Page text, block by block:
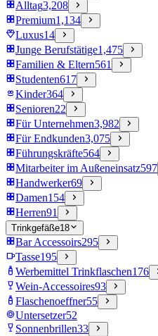
Alltag3,208
Premium1,134
Luxus14
Junge Berufstätige1,475
Familien & Eltern561
Studenten617
Kinder364
Senioren22
Für Unternehmen3,982
Für Endkunden3,075
Führungskräfte564
Mitarbeiter im Außeneinsatz597
Handwerker69
Damen154
Herren91
Trinkgefäße18
Bar Accessoirs295
Tasse195
Werbemittel Trinkflaschen176
Wein-Accessoires93
Flaschenoeffner55
Untersetzer52
Sonnenbrillen33